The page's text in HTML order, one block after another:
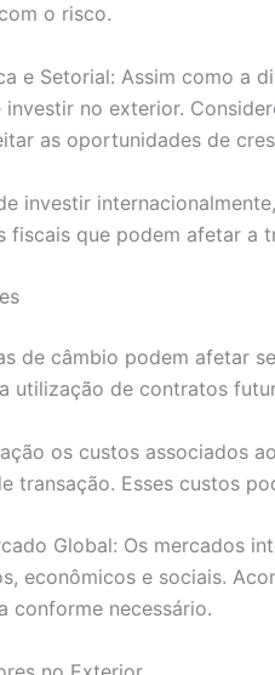
o risco.
e Setorial: Assim como a
no exterior.
as oportunidades de
investir
fiscais que podem afetar a
de câmbio podem afetar
utilização de contratos
os custos associados
transação. Esses custos
Global: Os mercados
econômicos e sociais.
conforme necessário.